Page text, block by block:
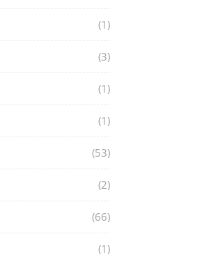
(1)
(3)
(1)
(1)
(53)
(2)
(66)
(1)